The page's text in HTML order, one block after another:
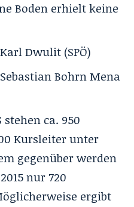
Boden erhielt keine
Karl Dwulit (SPÖ)
Sebastian Bohrn Mena
stehen ca. 950
Kursleiter unter
gegenüber werden
nur 720
ergibt